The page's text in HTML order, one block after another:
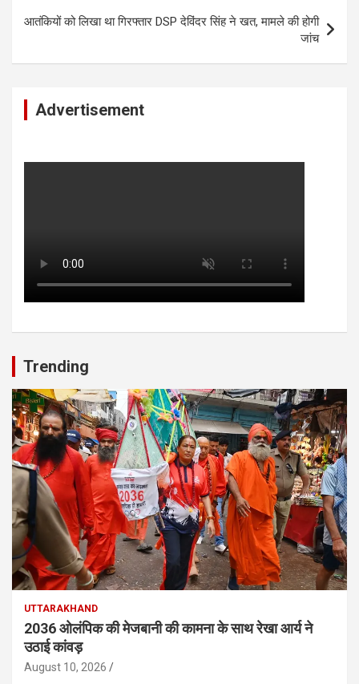
आतंकियों को लिखा था गिरफ्तार DSP देविंदर सिंह ने खत, मामले की होगी
जांच
Advertisement
Trending
UTTARAKHAND
2036 ओलंपिक की मेजबानी की कामना के साथ रेखा आर्य ने
उठाई कांवड़
August 10, 2026